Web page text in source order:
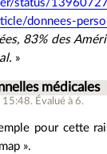
status/
donnees-
83% des
»
médicales
15:48. Évalué à6.
pour cette
».